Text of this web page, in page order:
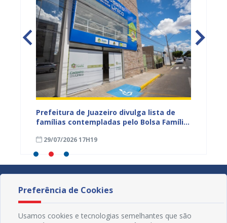
Prefeitura de Juazeiro divulga lista de
famílias contempladas pelo Bolsa Família
29/07/2026 17H19
Preferência de Cookies
Usamos cookies e tecnologias semelhantes que são